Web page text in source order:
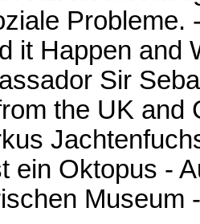
Probleme.
it Happen and
Sir
the UK and
ein Oktopus -
Museum